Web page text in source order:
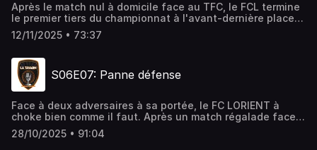
Après le match nul à domicile face au TFC, le FCL termine
le premier tiers du championnat à l'avant-dernière place.
Julien Lucas et Pierrot font le bilan!
12/11/2025 • 73:37
S06E07: Panne défense
Face à deux adversaires à sa portée, le FC LORIENT à
choke bien comme il faut. Après un match régalade face à
Brest, les merlus se sont totalement effondrés à Angers.
Comment expliquer ces résultats ? Qu'espérer face au
28/10/2025 • 91:04